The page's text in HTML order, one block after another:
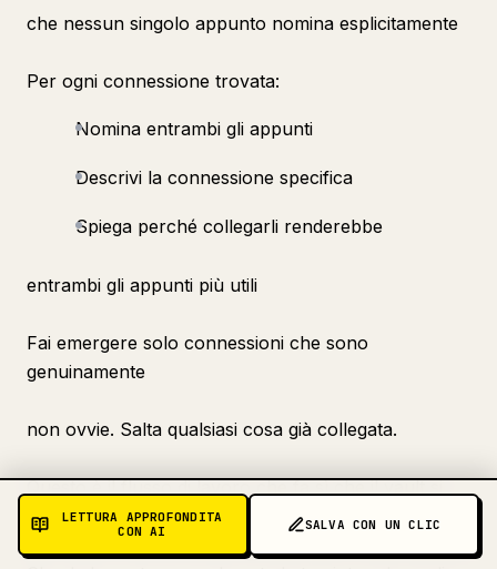
che nessun singolo appunto nomina esplicitamente
Per ogni connessione trovata:
Nomina entrambi gli appunti
Descrivi la connessione specifica
Spiega perché collegarli renderebbe
entrambi gli appunti più utili
Fai emergere solo connessioni che sono
genuinamente
non ovvie. Salta qualsiasi cosa già collegata.
Questo è il flusso di lavoro che fa sì che il vault si
accumuli in modo fruttuoso. Le connessioni che non
hai creato intenzionalmente diventano visibili quando
LETTURA APPROFONDITA
CON AI
SALVA CON UN CLIC